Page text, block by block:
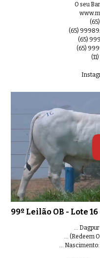
O seu
(65)
(65)
(65)
...
... (Redeem
...